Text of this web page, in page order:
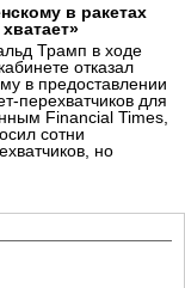
в ракетах
Трамп в ходе
отказал
в предоставлении
перехватчиков для
Financial Times,
сотни
но